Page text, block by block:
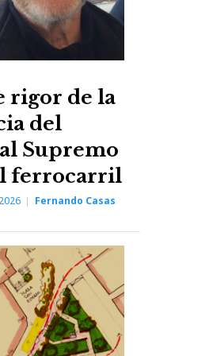
rigor de la
del
Supremo
ferrocarril
Fernando Casas